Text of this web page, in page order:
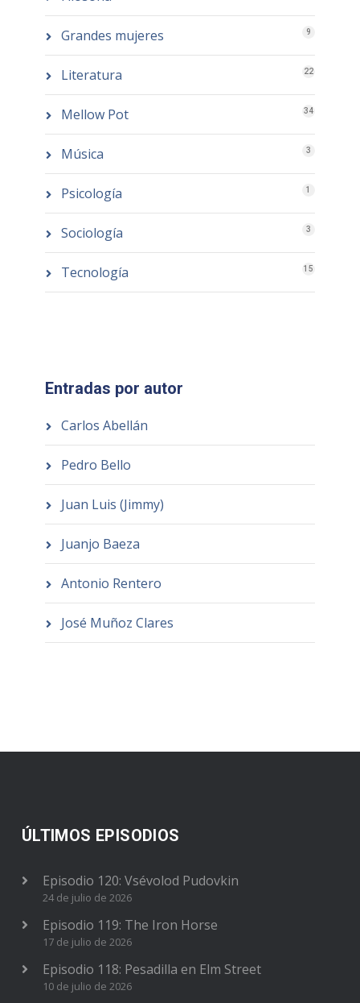
Grandes mujeres 9
Literatura 22
Mellow Pot 34
Música 3
Psicología 1
Sociología 3
Tecnología 15
Entradas por autor
Carlos Abellán
Pedro Bello
Juan Luis (Jimmy)
Juanjo Baeza
Antonio Rentero
José Muñoz Clares
ÚLTIMOS EPISODIOS
Episodio 120: Vsévolod Pudovkin
24 de julio de 2026
Episodio 119: The Iron Horse
17 de julio de 2026
Episodio 118: Pesadilla en Elm Street
10 de julio de 2026